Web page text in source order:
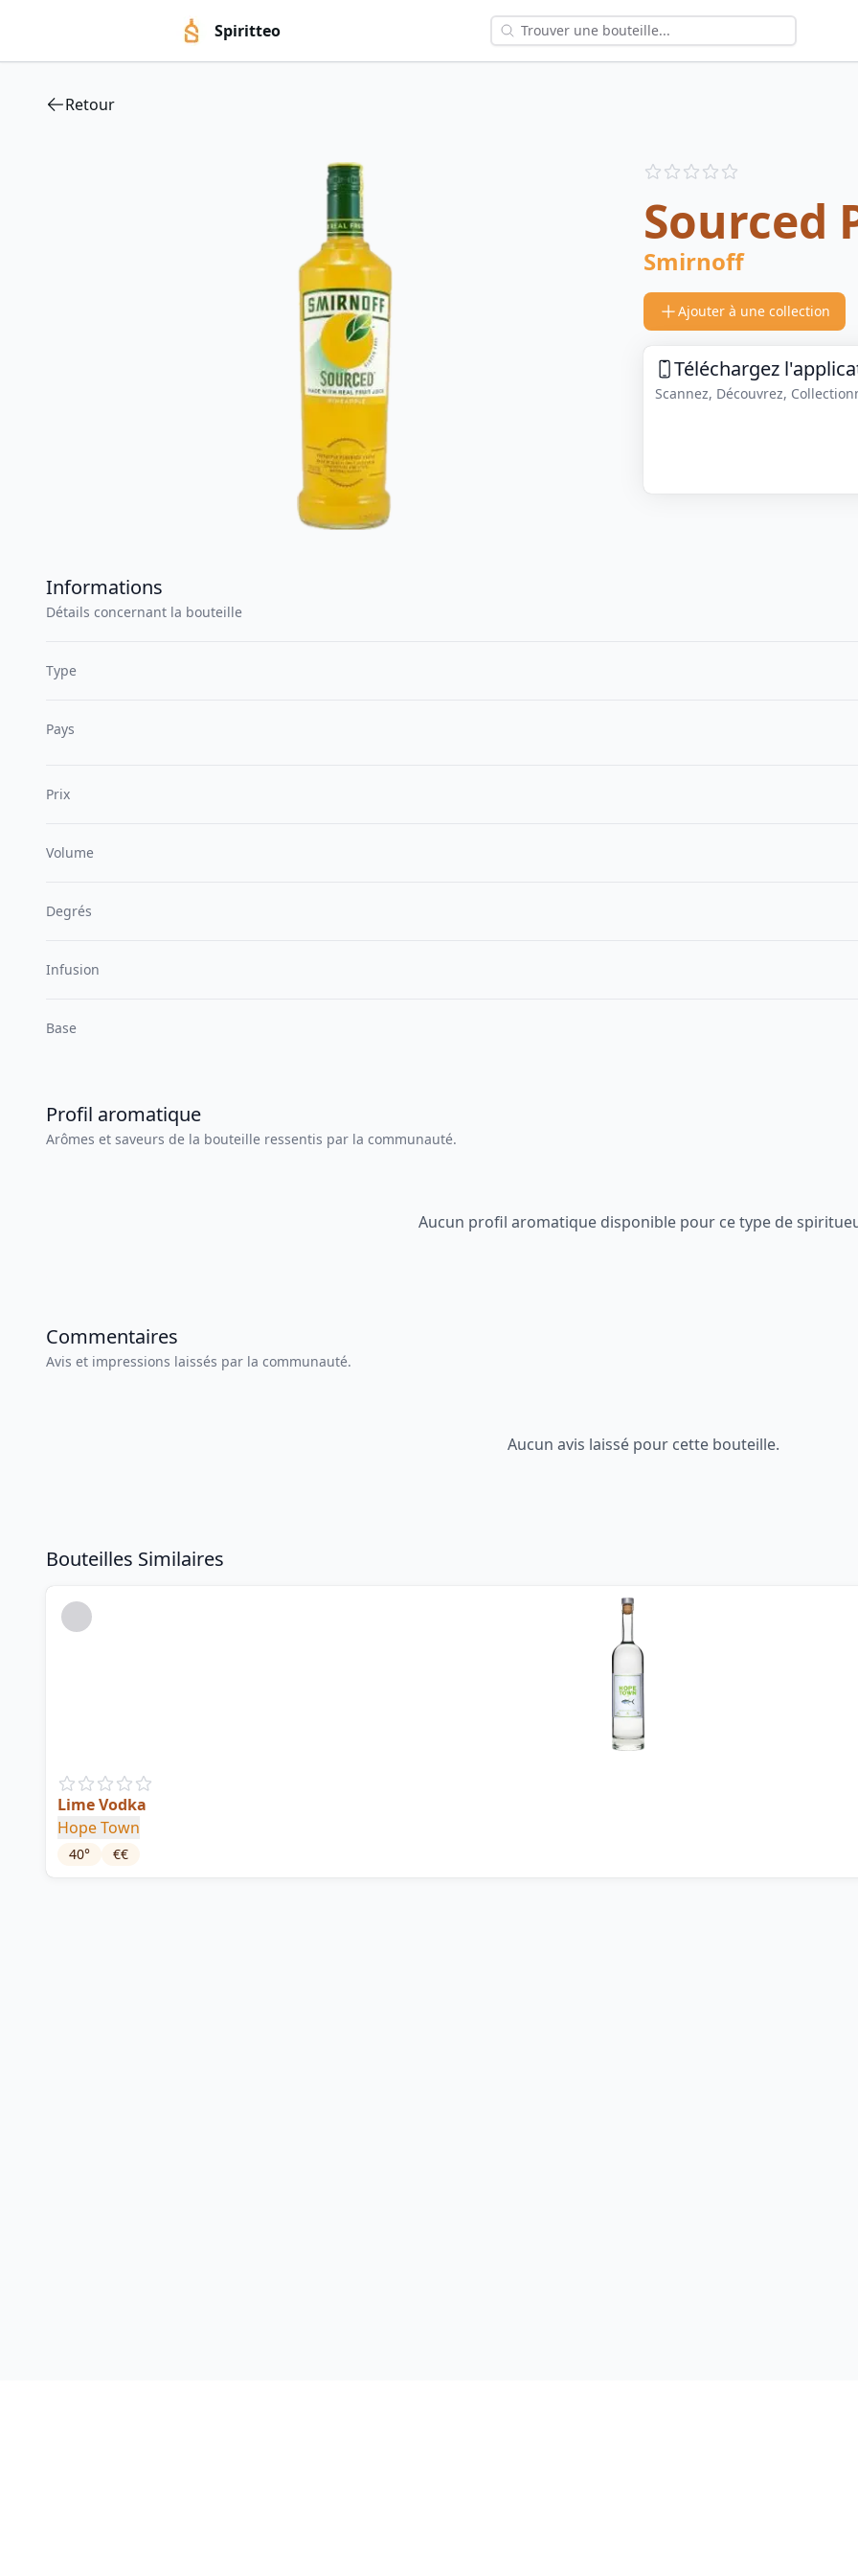
Spiritteo
Retour
Reviews
Sourced
Smirnoff
Ajouter à une collection
Téléchargez
Scannez, Découvrez,
Informations
Détails concernant la bouteille
Type
Pays
Prix
Volume
Degrés
Infusion
Base
Profil aromatique
Arômes et saveurs de la bouteille ressentis par la communauté.
Aucun profil aromatique disponible pour ce type de
Commentaires
Avis et impressions laissés par la communauté.
Aucun avis laissé pour cette bouteille.
Bouteilles Similaires
Lime Vodka
Hope Town
40° €€